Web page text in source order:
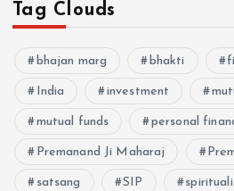
Tag Clouds
bhajan marg bhakti
India investment
mutual funds personal
Premanand Ji Maharaj
satsang SIP